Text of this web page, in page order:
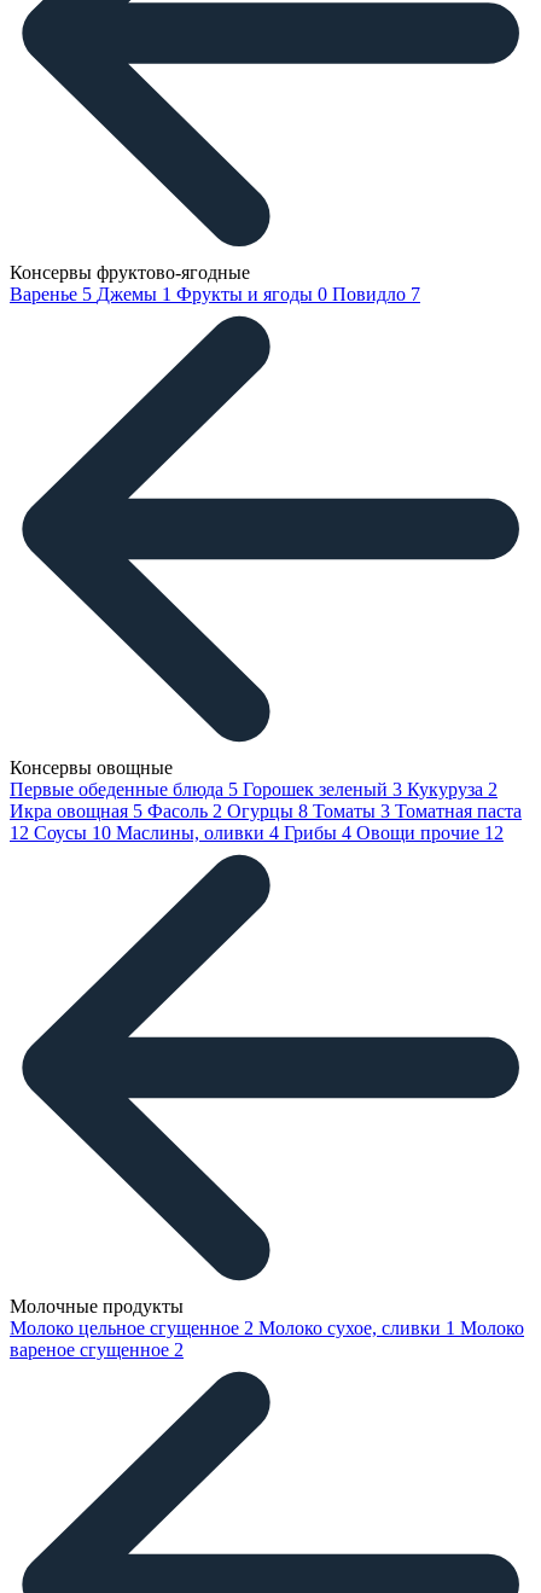
Консервы фруктово-ягодные
Варенье 5 Джемы 1 Фрукты и ягоды 0 Повидло 7
Консервы овощные
Первые обеденные блюда 5 Горошек зеленый 3 Кукуруза 2
Икра овощная 5 Фасоль 2 Огурцы 8 Томаты 3 Томатная паста
12 Соусы 10 Маслины, оливки 4 Грибы 4 Овощи прочие 12
Молочные продукты
Молоко цельное сгущенное 2 Молоко сухое, сливки 1 Молоко
вареное сгущенное 2